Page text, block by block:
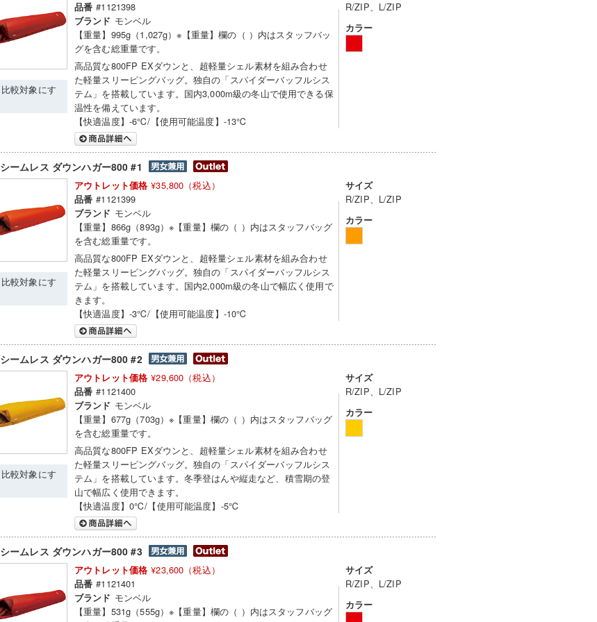
比較対象にす
品番 #1121398
ブランド モンベル
【重量】995g（1,027g）※【重量】欄の（ ）内はスタッフバッ
グを含む総重量です。
高品質な800FP EXダウンと、超軽量シェル素材を組み合わせ
た軽量スリーピングバッグ。独自の「スパイダーバッフルシス
テム」を搭載しています。国内3,000m級の冬山で使用できる保
温性を備えています。
【快適温度】-6℃/【使用可能温度】-13℃
R/ZIP、L/ZIP
カラー
シームレス ダウンハガー800 #1
比較対象にす
アウトレット価格 ¥35,800（税込）
品番 #1121399
ブランド モンベル
【重量】866g（893g）※【重量】欄の（ ）内はスタッフバッグ
を含む総重量です。
高品質な800FP EXダウンと、超軽量シェル素材を組み合わせ
た軽量スリーピングバッグ。独自の「スパイダーバッフルシス
テム」を搭載しています。国内2,000m級の冬山で幅広く使用で
きます。
【快適温度】-3℃/【使用可能温度】-10℃
サイズ
R/ZIP、L/ZIP
カラー
シームレス ダウンハガー800 #2
比較対象にす
アウトレット価格 ¥29,600（税込）
品番 #1121400
ブランド モンベル
【重量】677g（703g）※【重量】欄の（ ）内はスタッフバッグ
を含む総重量です。
高品質な800FP EXダウンと、超軽量シェル素材を組み合わせ
た軽量スリーピングバッグ。独自の「スパイダーバッフルシス
テム」を搭載しています。冬季登はんや縦走など、積雪期の登
山で幅広く使用できます。
【快適温度】0℃/【使用可能温度】-5℃
サイズ
R/ZIP、L/ZIP
カラー
シームレス ダウンハガー800 #3
アウトレット価格 ¥23,600（税込）
品番 #1121401
ブランド モンベル
【重量】531g（555g）※【重量】欄の（ ）内はスタッフバッグ
サイズ
R/ZIP、L/ZIP
カラー